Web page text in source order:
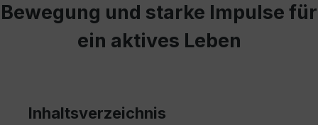
Bewegung und starke Impulse für
ein aktives Leben
Inhaltsverzeichnis